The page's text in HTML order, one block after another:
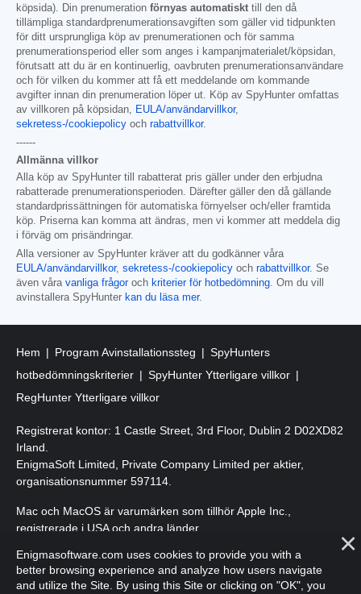
köpsida). Din prenumeration förnyas automatiskt till den då
tillämpliga standardprenumerationsavgiften som gäller vid tidpunkten
för ditt ursprungliga köp av prenumerationen och för samma
prenumerationsperiod eller som anges i kampanjmaterialet/köpsidan,
förutsatt att du är en kontinuerlig, oavbruten prenumerationsanvändare
och för vilken du kommer att få ett meddelande om kommande
avgifter innan din prenumeration löper ut. Köp av SpyHunter omfattas
av villkoren på köpsidan,
EULA/användarvillkor,
sekretess-/cookiepolicy och rabattvillkor.
------
Allmänna villkor
Alla köp av SpyHunter till rabatterat pris gäller under den erbjudna
rabatterade prenumerationsperioden. Därefter gäller den då gällande
standardprissättningen för automatiska förnyelser och/eller framtida
köp. Priserna kan komma att ändras, men vi kommer att meddela dig
i förväg om prisändringar.
Alla versioner av SpyHunter kräver att du godkänner våra
EULA/användarvillkor, sekretess-/cookiepolicy och rabattvillkor. Se
även våra vanliga frågoroch kriterier för hotbedömning . Om du vill
avinstallera SpyHunter kan du läsa mer.
Hem Program Avinstallationssteg
SpyHunters
hotbedömningskriterier
SpyHunter Ytterligare villkor
RegHunter Ytterligare villkor
Registrerat kontor: 1 Castle Street, 3rd Floor, Dublin 2 D02XD82
Irland.
EnigmaSoft Limited, Private Company Limited per aktier,
organisationsnummer 597114.
Mac och MacOS är varumärken som tillhör Apple Inc.,
registrerade i USA och andra länder.
Upphovsrätt 2016-2026. EnigmaSoft Ltd. Med ensamrätt.
Enigmasoftware.com uses cookies to provide you with a
better browsing experience and analyze how users navigate
and utilize the Site. By using this Site or clicking on "OK", you